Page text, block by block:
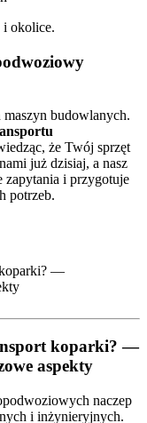
budowlanych.
że Twój sprzęt
już dzisiaj, a nasz
zapytania i przygotuje
potrzeb.
koparki? —
aspekty
naczep
i inżynieryjnych.